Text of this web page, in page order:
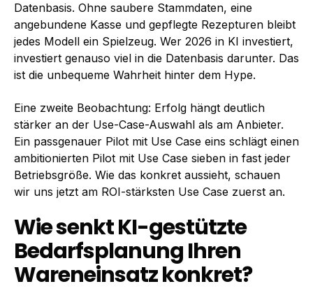
Datenbasis. Ohne saubere Stammdaten, eine
angebundene Kasse und gepflegte Rezepturen bleibt
jedes Modell ein Spielzeug. Wer 2026 in KI investiert,
investiert genauso viel in die Datenbasis darunter. Das
ist die unbequeme Wahrheit hinter dem Hype.
Eine zweite Beobachtung: Erfolg hängt deutlich
stärker an der Use-Case-Auswahl als am Anbieter.
Ein passgenauer Pilot mit Use Case eins schlägt einen
ambitionierten Pilot mit Use Case sieben in fast jeder
Betriebsgröße. Wie das konkret aussieht, schauen
wir uns jetzt am ROI-stärksten Use Case zuerst an.
Wie senkt KI-gestützte
Bedarfsplanung Ihren
Wareneinsatz konkret?